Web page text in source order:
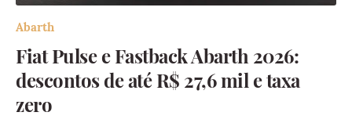
Abarth
Fiat Pulse e Fastback Abarth 2026:
descontos de até R$ 27,6 mil e taxa
zero